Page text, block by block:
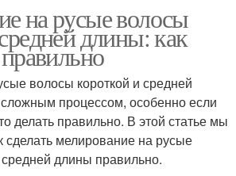
Морковная маска
на русые волосы
длины: как
волосы короткой и средней
процессом, особенно если
делать правильно. В этой статье мы
сделать мелирование на русые
длины правильно.